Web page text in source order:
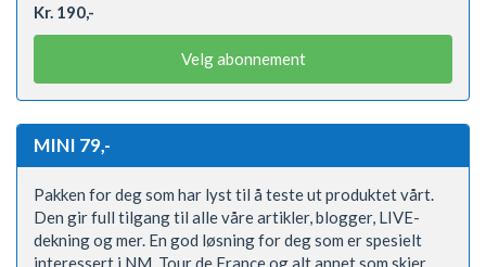
Kr. 190,-
Velg abonnement
MINI 79,-
Pakken for deg som har lyst til å teste ut produktet vårt.
Den gir full tilgang til alle våre artikler, blogger, LIVE-
dekning og mer. En god løsning for deg som er spesielt